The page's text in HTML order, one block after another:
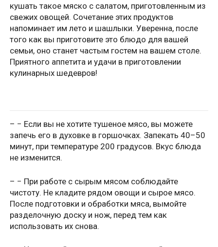
кушать такое мяско с салатом, приготовленным из
свежих овощей. Сочетание этих продуктов
напоминает им лето и шашлыки. Уверенна, после
того как вы приготовите это блюдо для вашей
семьи, оно станет частым гостем на вашем столе.
Приятного аппетита и удачи в приготовлении
кулинарных шедевров!
– − Если вы не хотите тушеное мясо, вы можете
запечь его в духовке в горшочках. Запекать 40–50
минут, при температуре 200 градусов. Вкус блюда
не изменится.
– − При работе с сырым мясом соблюдайте
чистоту. Не кладите рядом овощи и сырое мясо.
После подготовки и обработки мяса, вымойте
разделочную доску и нож, перед тем как
использовать их снова.